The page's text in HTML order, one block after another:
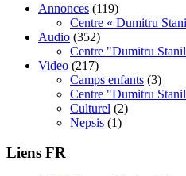
Annonces (119)
Centre « Dumitru
Audio (352)
Centre "Dumitru
Video (217)
Camps enfants (3)
Centre "Dumitru
Culturel (2)
Nepsis (1)
Liens FR